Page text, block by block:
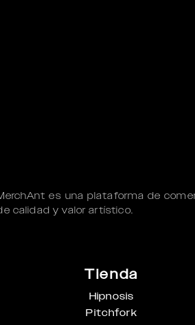
es una plataforma de
calidad y valor artístico.
Tienda
Hipnosis
Pitchfork